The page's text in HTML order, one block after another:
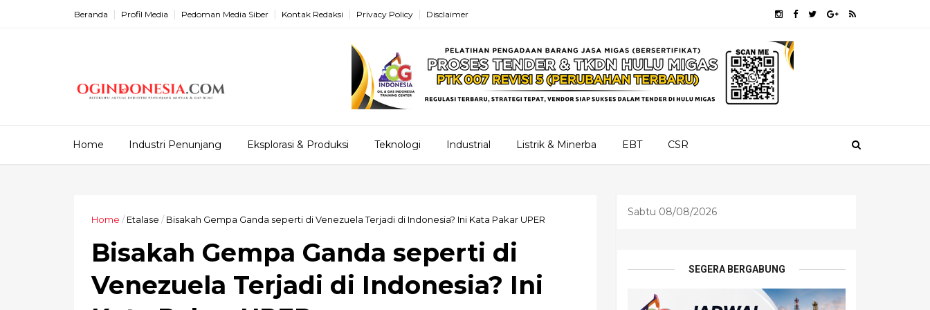
Beranda Profil Media Pedoman Media Siber Kontak Redaksi Privacy Policy Disclaimer
Home Industri Penunjang Eksplorasi & Produksi Teknologi Industrial Listrik & Minerba EBT CSR
Home / Etalase / Bisakah Gempa Ganda seperti di Venezuela Terjadi di Indonesia? Ini Kata Pakar UPER
Bisakah Gempa Ganda seperti di
Venezuela Terjadi di Indonesia? Ini
Sabtu 08/08/2026
SEGERA BERGABUNG